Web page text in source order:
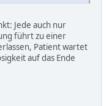
Jede auch nur
führt zu einer
Patient wartet
auf das Ende